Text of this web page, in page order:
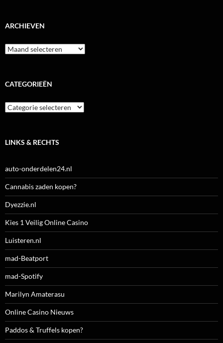
ARCHIEVEN
Archieven
CATEGORIEËN
Categorieën
LINKS & RECHTS
auto-onderdelen24.nl
Cannabis zaden kopen?
Dyezzie.nl
Kies 1 Veilig Online Casino
Luisteren.nl
mad-Beatport
mad-Spotify
Marilyn Amaterasu
Online Casino Nieuws
Paddos & Truffels kopen?